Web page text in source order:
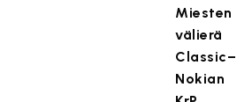
Miesten
välierä
Classic–
Nokian